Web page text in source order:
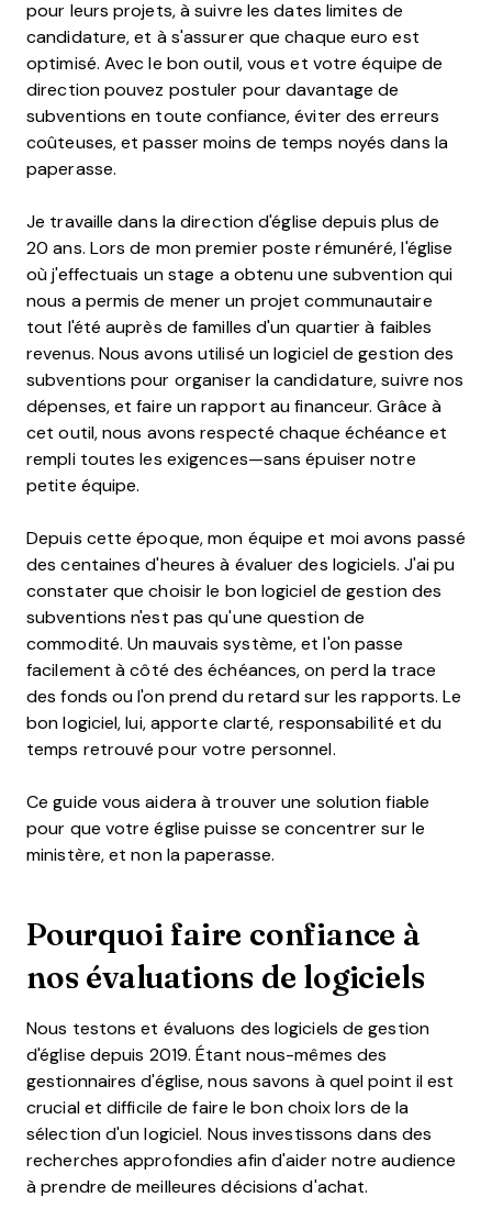
pour leurs projets, à suivre les dates limites de
candidature, et à s'assurer que chaque euro est
optimisé. Avec le bon outil, vous et votre équipe de
direction pouvez postuler pour davantage de
subventions en toute confiance, éviter des erreurs
coûteuses, et passer moins de temps noyés dans la
paperasse.
Je travaille dans la direction d'église depuis plus de
20 ans. Lors de mon premier poste rémunéré, l'église
où j'effectuais un stage a obtenu une subvention qui
nous a permis de mener un projet communautaire
tout l'été auprès de familles d'un quartier à faibles
revenus. Nous avons utilisé un logiciel de gestion des
subventions pour organiser la candidature, suivre nos
dépenses, et faire un rapport au financeur. Grâce à
cet outil, nous avons respecté chaque échéance et
rempli toutes les exigences—sans épuiser notre
petite équipe.
Depuis cette époque, mon équipe et moi avons passé
des centaines d'heures à évaluer des logiciels. J'ai pu
constater que choisir le bon logiciel de gestion des
subventions n'est pas qu'une question de
commodité. Un mauvais système, et l'on passe
facilement à côté des échéances, on perd la trace
des fonds ou l'on prend du retard sur les rapports. Le
bon logiciel, lui, apporte clarté, responsabilité et du
temps retrouvé pour votre personnel.
Ce guide vous aidera à trouver une solution fiable
pour que votre église puisse se concentrer sur le
ministère, et non la paperasse.
Pourquoi faire confiance à
nos évaluations de logiciels
Nous testons et évaluons des logiciels de gestion
d'église depuis 2019. Étant nous-mêmes des
gestionnaires d'église, nous savons à quel point il est
crucial et difficile de faire le bon choix lors de la
sélection d'un logiciel. Nous investissons dans des
recherches approfondies afin d'aider notre audience
à prendre de meilleures décisions d'achat.